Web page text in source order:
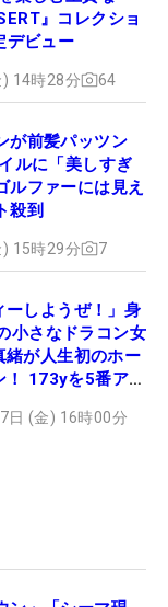
』コレクショ
デビュー
14時28分 64
が前髪パッツン
ルに「美しすぎ
ルファーには見え
殺到
15時29分 7
ーしようぜ！」身
小さなドラコン女
緒が人生初のホー
！ 173yを5番アイ
日 (金) 16時00分